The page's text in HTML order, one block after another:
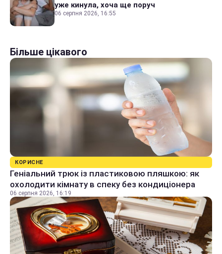
уже кинула, хоча ще поруч
06 серпня 2026, 16:55
Більше цікавого
КОРИСНЕ
Геніальний трюк із пластиковою пляшкою: як
охолодити кімнату в спеку без кондиціонера
06 серпня 2026, 16:19